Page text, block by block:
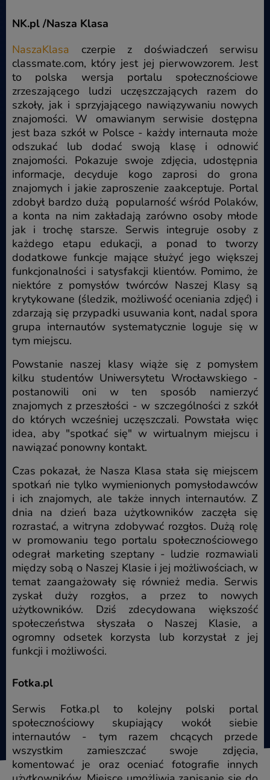
NK.pl /Nasza Klasa
NaszaKlasa czerpie z doświadczeń serwisu
classmate.com, który jest jej pierwowzorem. Jest
to polska wersja portalu społecznościowe
zrzeszającego ludzi uczęszczających razem do
szkoły, jak i sprzyjającego nawiązywaniu nowych
znajomości. W omawianym serwisie dostępna
jest baza szkół w Polsce - każdy internauta może
odszukać lub dodać swoją klasę i odnowić
znajomości. Pokazuje swoje zdjęcia, udostępnia
informacje, decyduje kogo zaprosi do grona
znajomych i jakie zaproszenie zaakceptuje. Portal
zdobył bardzo dużą popularność wśród Polaków,
a konta na nim zakładają zarówno osoby młode
jak i trochę starsze. Serwis integruje osoby z
każdego etapu edukacji, a ponad to tworzy
dodatkowe funkcje mające służyć jego większej
funkcjonalności i satysfakcji klientów. Pomimo, że
niektóre z pomysłów twórców Naszej Klasy są
krytykowane (śledzik, możliwość oceniania zdjęć) i
zdarzają się przypadki usuwania kont, nadal spora
grupa internautów systematycznie loguje się w
tym miejscu.
Powstanie naszej klasy wiąże się z pomysłem
kilku studentów Uniwersytetu Wrocławskiego -
postanowili oni w ten sposób namierzyć
znajomych z przeszłości - w szczególności z szkół
do których wcześniej uczęszczali. Powstała więc
idea, aby "spotkać się" w wirtualnym miejscu i
nawiązać ponowny kontakt.
Czas pokazał, że Nasza Klasa stała się miejscem
spotkań nie tylko wymienionych pomysłodawców
i ich znajomych, ale także innych internautów. Z
dnia na dzień baza użytkowników zaczęła się
rozrastać, a witryna zdobywać rozgłos. Dużą rolę
w promowaniu tego portalu społecznościowego
odegrał marketing szeptany - ludzie rozmawiali
między sobą o Naszej Klasie i jej możliwościach, w
temat zaangażowały się również media. Serwis
zyskał duży rozgłos, a przez to nowych
użytkowników. Dziś zdecydowana większość
społeczeństwa słyszała o Naszej Klasie, a
ogromny odsetek korzysta lub korzystał z jej
funkcji i możliwości.
Fotka.pl
Serwis Fotka.pl to kolejny polski portal
społecznościowy skupiający wokół siebie
internautów - tym razem chcących przede
wszystkim zamieszczać swoje zdjęcia,
komentować je oraz oceniać fotografie innych